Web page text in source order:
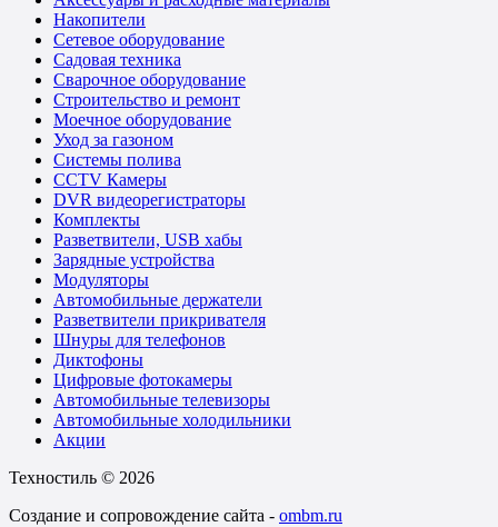
Накопители
Сетевое оборудование
Садовая техника
Сварочное оборудование
Строительство и ремонт
Моечное оборудование
Уход за газоном
Системы полива
CCTV Камеры
DVR видеорегистраторы
Комплекты
Разветвители, USB хабы
Зарядные устройства
Модуляторы
Автомобильные держатели
Разветвители прикривателя
Шнуры для телефонов
Диктофоны
Цифровые фотокамеры
Автомобильные телевизоры
Автомобильные холодильники
Акции
Техностиль © 2026
Создание и сопровождение сайта - ombm.ru